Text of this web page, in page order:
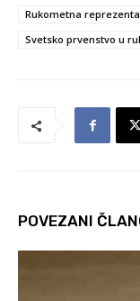
Rukometna
Svetsko prvenstvo u
POVEZANI